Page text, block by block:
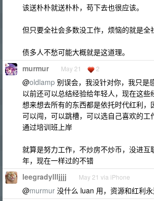
该送朴朴就送朴朴，苟下去也很应该。
但只要全社会多数没工作，烦恼的就是全
债多人不愁可能大概就是这道理。
murmur May 21 2
@oldlamp 别误会，我没针对你，我只是
以前还可以总结经验给年轻人，现在这些
想来想去所有的东西都是依托时代红利，
可以闯，可以跳槽，可以选自己喜欢的工
通过培训班上岸
就算是努力工作，不炒房不炒币，没进互
年，现在一样过的不错
leegradyllljjjj May 21 via iPhone
@murmur 没什么 luan 用，资源和红利